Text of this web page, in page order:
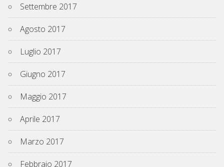
Settembre 2017
Agosto 2017
Luglio 2017
Giugno 2017
Maggio 2017
Aprile 2017
Marzo 2017
Febbraio 2017